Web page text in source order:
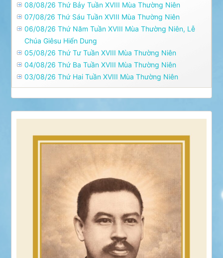
08/08/26 Thứ Bảy Tuần XVIII Mùa Thường Niên
07/08/26 Thứ Sáu Tuần XVIII Mùa Thường Niên
06/08/26 Thứ Năm Tuần XVIII Mùa Thường Niên, Lễ
Chúa Giêsu Hiển Dung
05/08/26 Thứ Tư Tuần XVIII Mùa Thường Niên
04/08/26 Thứ Ba Tuần XVIII Mùa Thường Niên
03/08/26 Thứ Hai Tuần XVIII Mùa Thường Niên